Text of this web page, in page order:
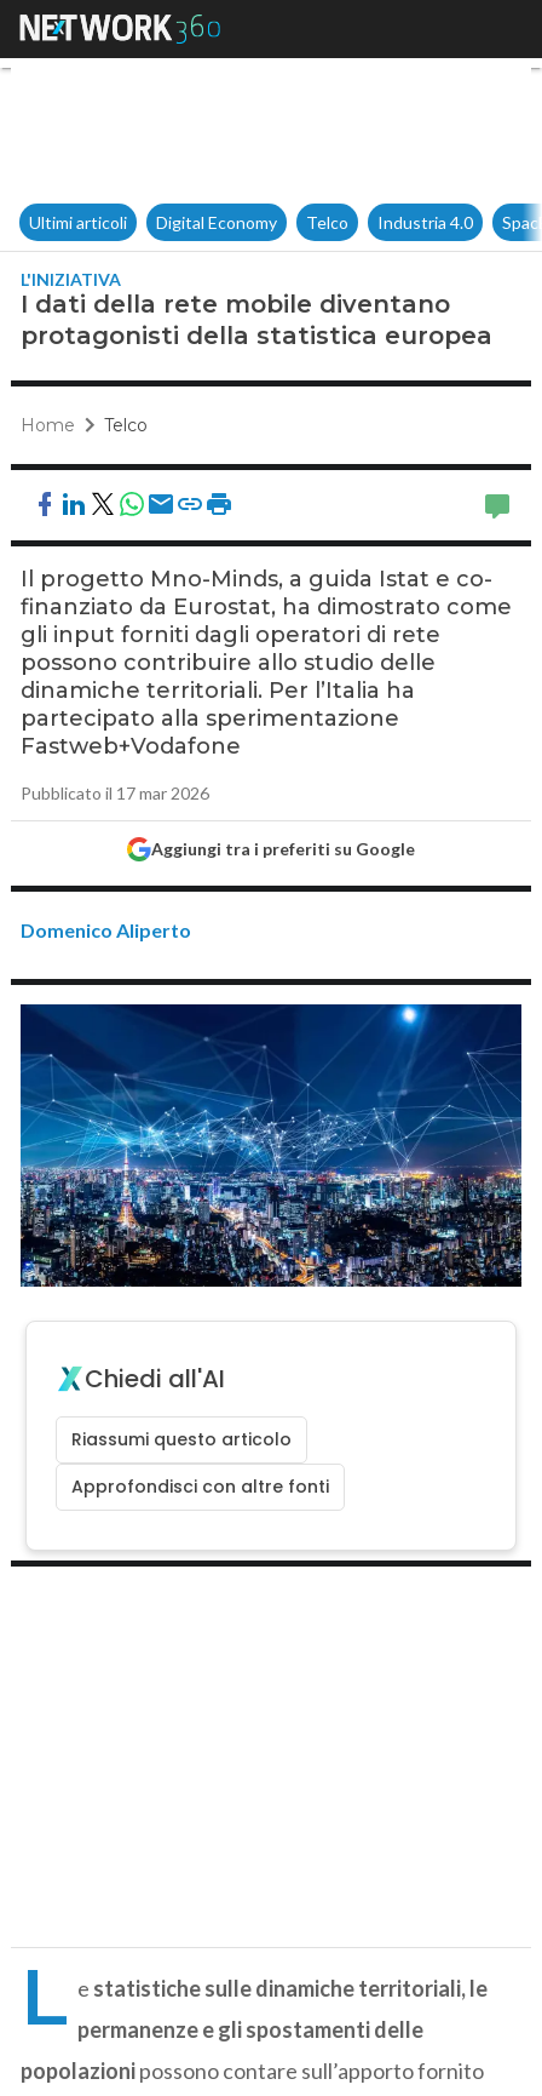
I dati della rete mobile
Ultimi articoli Digital Economy Telco Industria 4.0
L'INIZIATIVA
I dati della rete mobile diventano
protagonisti della statistica europea
Home Telco
Il progetto Mno-Minds, a guida Istat e co-
finanziato da Eurostat, ha dimostrato come
gli input forniti dagli operatori di rete
possono contribuire allo studio delle
dinamiche territoriali. Per l’Italia ha
partecipato alla sperimentazione
Fastweb+Vodafone
Pubblicato il 17 mar 2026
Aggiungi tra i preferiti su Google
Domenico Aliperto
Chiedi all'AI
Riassumi questo articolo
Approfondisci con altre fonti
L e statistiche sulle dinamiche territoriali, le
permanenze e gli spostamenti delle
popolazionipossono contare sull’apporto fornito